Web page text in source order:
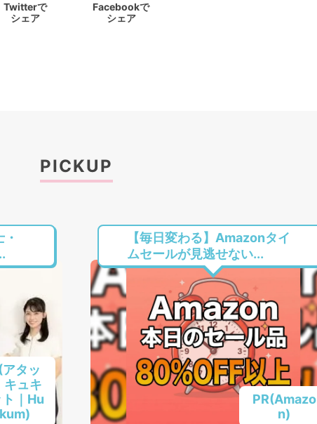
Twitterで
シェア
Facebookで
シェア
PICKUP
タッ
キュキ
ト｜Hu
【毎日変わる】Amazonタイ
ムセールが見逃せない...
PR(Amazo
n)